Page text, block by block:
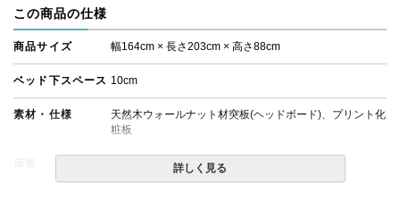
この商品の仕様
商品サイズ 幅164cm × 長さ203cm × 高さ88cm
ベッド下スペース 10cm
素材・仕様
天然木ウォールナット材突板(ヘッドボード)、プリント化
粧板
詳しく見る